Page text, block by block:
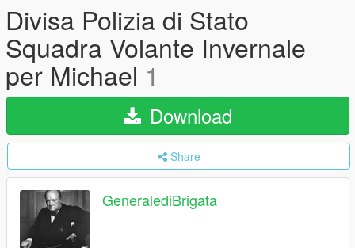
Divisa Polizia di Stato
Squadra Volante Invernale
per Michael 1
Download
Share
GeneralediBrigata